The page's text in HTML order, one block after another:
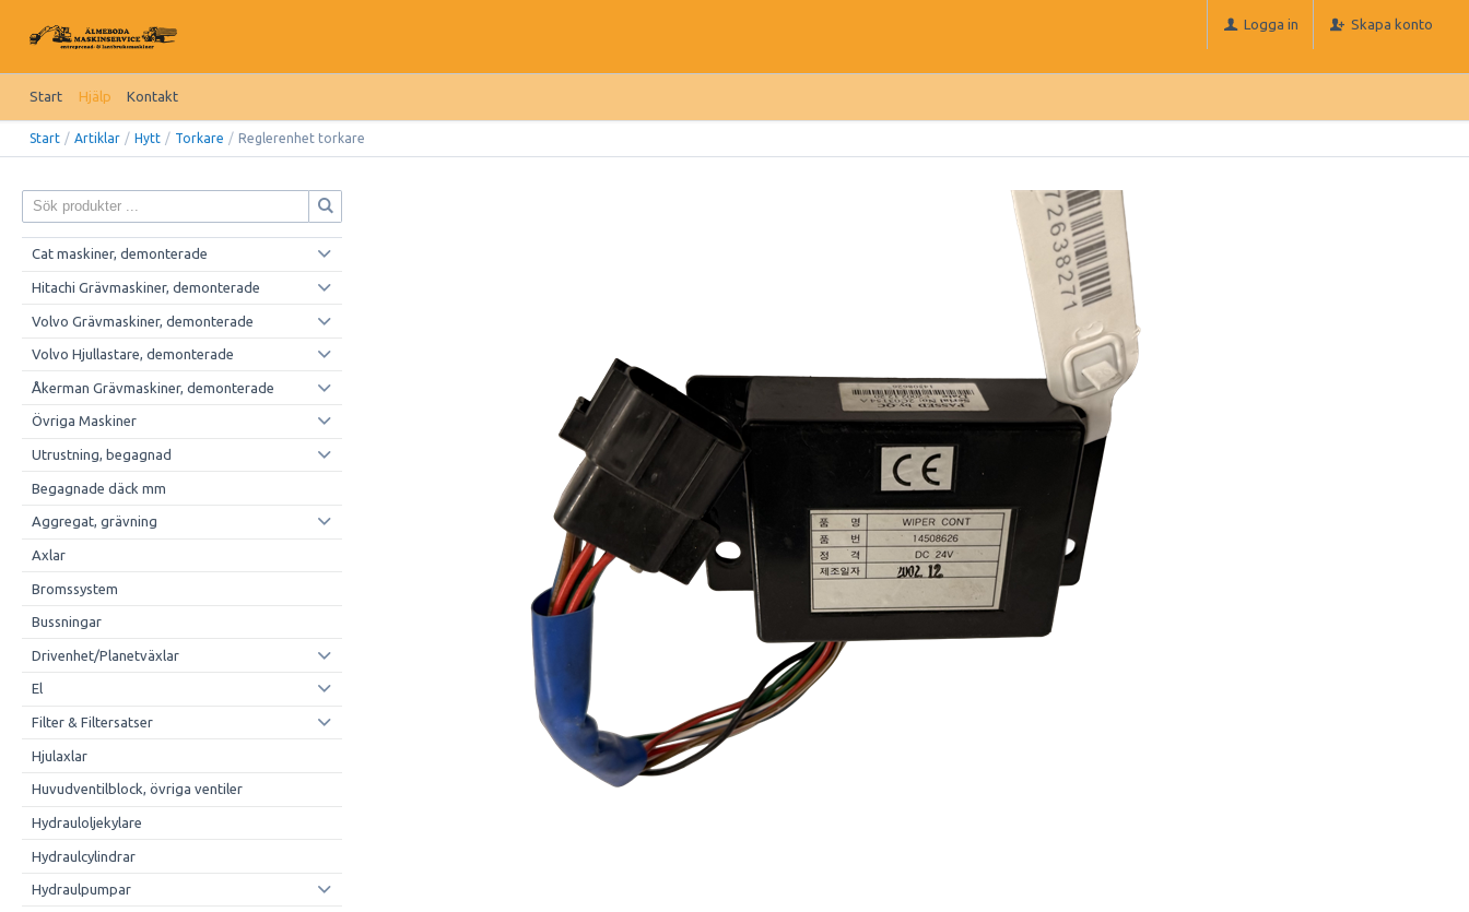
Logga in Skapa konto
Start Hjälp Kontakt
Start / Artiklar / Hytt / Torkare / Reglerenhet torkare
Cat maskiner, demonterade
Hitachi Grävmaskiner, demonterade
Volvo Grävmaskiner, demonterade
Volvo Hjullastare, demonterade
Åkerman Grävmaskiner, demonterade
Övriga Maskiner
Utrustning, begagnad
Begagnade däck mm
Aggregat, grävning
Axlar
Bromssystem
Bussningar
Drivenhet/Planetväxlar
El
Filter & Filtersatser
Hjulaxlar
Huvudventilblock, övriga ventiler
Hydrauloljekylare
Hydraulcylindrar
Hydraulpumpar